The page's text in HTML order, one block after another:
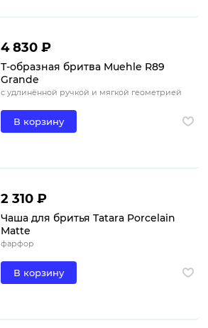
4 830 ₽
Т-образная бритва Muehle R89
Grande
с удлинённой ручкой и мягкой геометрией
В корзину
2 310 ₽
Чаша для бритья Tatara Porcelain
Matte
фарфор
В корзину